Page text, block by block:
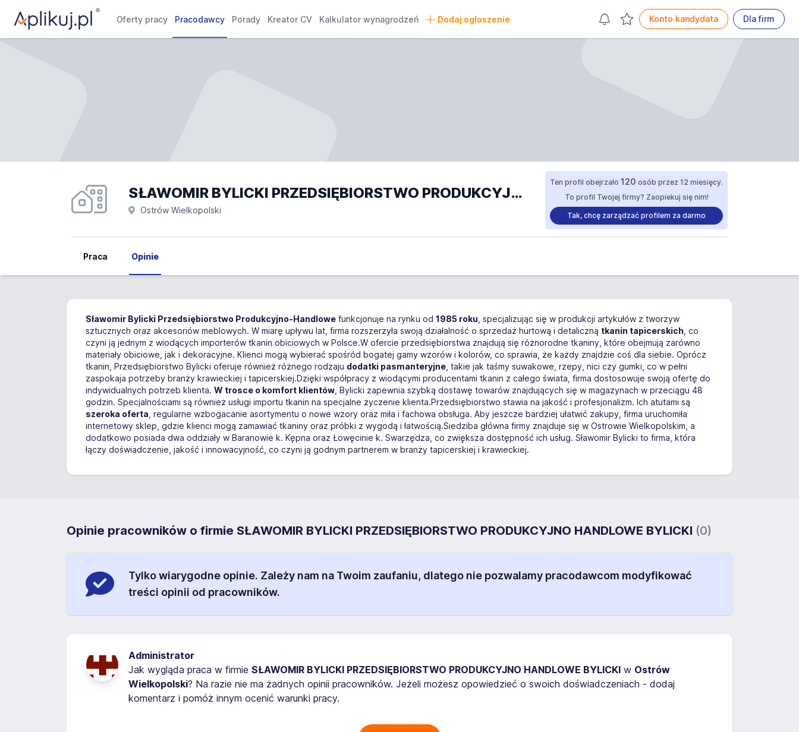
Oferty pracy Pracodawcy Porady Kreator CV Kalkulator wynagrodzeń Dodaj ogłoszenie Konto kandydata Dla firm
SŁAWOMIR BYLICKI PRZEDSIĘBIORSTWO PRODUKCYJNO HANDLOWE BYLICKI opinie
Ostrów Wielkopolski
Ten profil obejrzało 120 osób przez 12 miesięcy.
To profil Twojej firmy? Zaopiekuj się nim!
Tak, chcę zarządzać profilem za darmo
Praca Opinie
Sławomir Bylicki Przedsiębiorstwo Produkcyjno-Handlowe funkcjonuje na rynku od 1985 roku , specjalizując się w produkcji artykułów z tworzyw
sztucznych oraz akcesoriów meblowych. W miarę upływu lat, firma rozszerzyła swoją działalność o sprzedaż hurtową i detaliczną tkanin tapicerskich , co
czyni ją jednym z wiodących importerów tkanin obiciowych w Polsce.W ofercie przedsiębiorstwa znajdują się różnorodne tkaniny, które obejmują zarówno
materiały obiciowe, jak i dekoracyjne. Klienci mogą wybierać spośród bogatej gamy wzorów i kolorów, co sprawia, że każdy znajdzie coś dla siebie. Oprócz
tkanin, Przedsiębiorstwo Bylicki oferuje również różnego rodzaju dodatki pasmanteryjne , takie jak taśmy suwakowe, rzepy, nici czy gumki, co w pełni
zaspokaja potrzeby branży krawieckiej i tapicerskiej.Dzięki współpracy z wiodącymi producentami tkanin z całego świata, firma dostosowuje swoją ofertę do
indywidualnych potrzeb klienta. W trosce o komfort klientów , Bylicki zapewnia szybką dostawę towarów znajdujących się w magazynach w przeciągu 48
godzin. Specjalnościami są również usługi importu tkanin na specjalne życzenie klienta.Przedsiębiorstwo stawia na jakość i profesjonalizm. Ich atutami są
szeroka oferta , regularne wzbogacanie asortymentu o nowe wzory oraz miła i fachowa obsługa. Aby jeszcze bardziej ułatwić zakupy, firma uruchomiła
internetowy sklep, gdzie klienci mogą zamawiać tkaniny oraz próbki z wygodą i łatwością.Siedziba główna firmy znajduje się w Ostrowie Wielkopolskim, a
dodatkowo posiada dwa oddziały w Baranowie k. Kępna oraz Łowęcinie k. Swarzędza, co zwiększa dostępność ich usług. Sławomir Bylicki to firma, która
łączy doświadczenie, jakość i innowacyjność, co czyni ją godnym partnerem w branży tapicerskiej i krawieckiej.
Opinie pracowników o firmie SŁAWOMIR BYLICKI PRZEDSIĘBIORSTWO PRODUKCYJNO HANDLOWE BYLICKI (0)
Tylko wiarygodne opinie. Zależy nam na Twoim zaufaniu, dlatego nie pozwalamy pracodawcom modyfikować
treści opinii od pracowników.
Administrator
Jak wygląda praca w firmie SŁAWOMIR BYLICKI PRZEDSIĘBIORSTWO PRODUKCYJNO HANDLOWE BYLICKI w Ostrów
Wielkopolski? Na razie nie ma żadnych opinii pracowników. Jeżeli możesz opowiedzieć o swoich doświadczeniach - dodaj
komentarz i pomóż innym ocenić warunki pracy.